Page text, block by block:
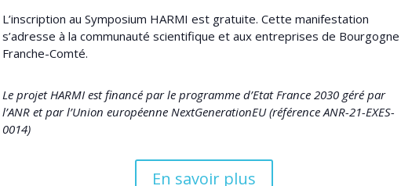
L’inscription au Symposium HARMI est gratuite. Cette manifestation
s’adresse à la communauté scientifique et aux entreprises de Bourgogne
Franche-Comté.
Le projet HARMI est financé par le programme d’Etat France 2030 géré par
l’ANR et par l’Union européenne NextGenerationEU (référence ANR-21-EXES-
0014)
En savoir plus